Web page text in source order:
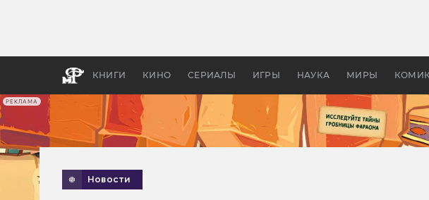
РЕКЛАМА
КНИГИ КИНО СЕРИАЛЫ ИГРЫ НАУКА МИРЫ
апокалипсис, в России —
Новости